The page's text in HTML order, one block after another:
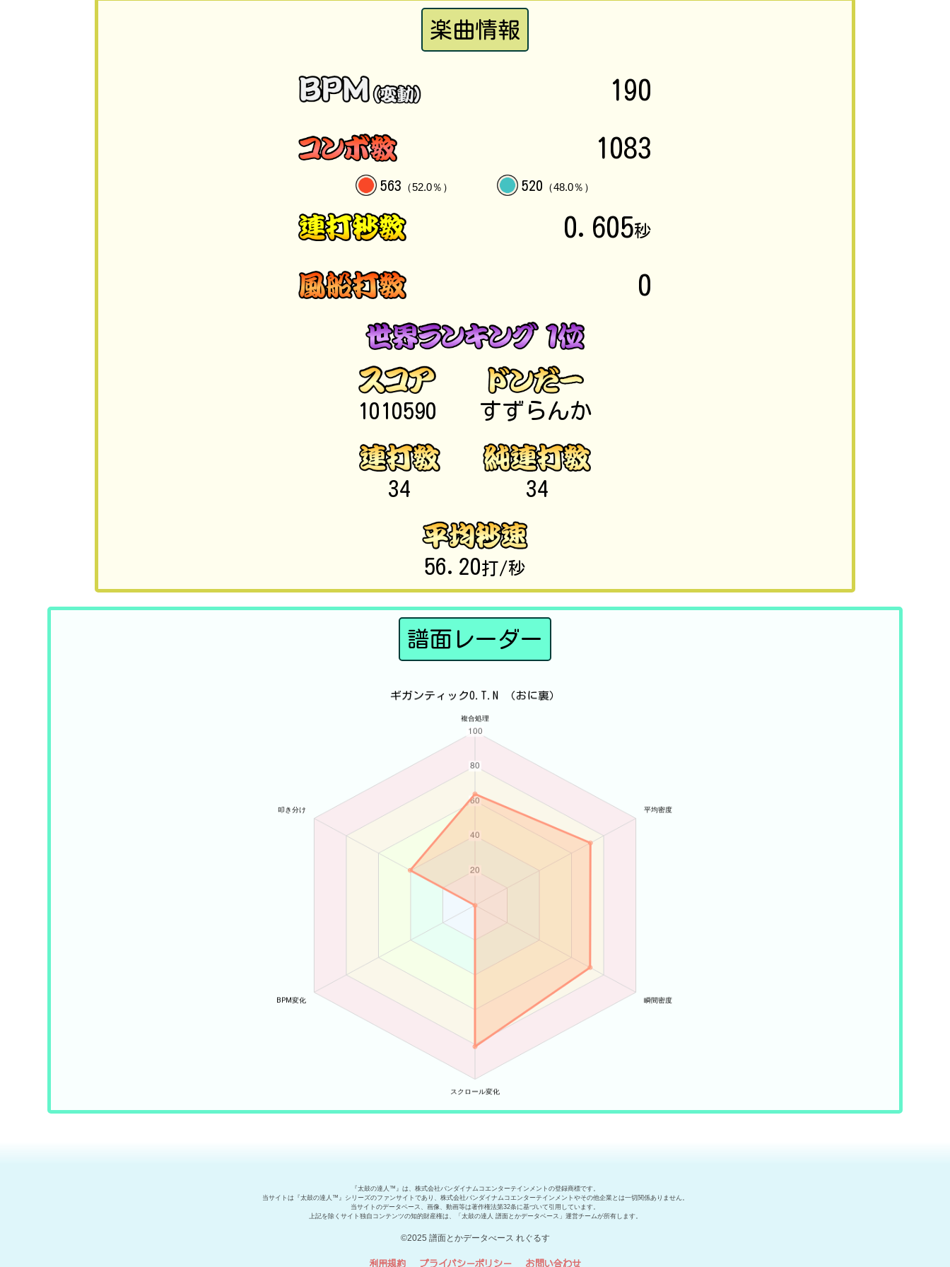
楽曲情報
190
1083
563 （52.0％） 520 （48.0％）
0.605秒
0
1010590 すずらんか
34 34
56.20打/秒
譜面レーダー
『太鼓の達人™』は、株式会社バンダイナムコエンターテインメントの登録商標です。
当サイトは『太鼓の達人™』シリーズのファンサイトであり、株式会社バンダイナムコエンターテインメントやその他企業とは一切関係ありません。
当サイトのデータベース、画像、動画等は著作権法第32条に基づいて引用しています。
上記を除くサイト独自コンテンツの知的財産権は、「太鼓の達人 譜面とかデータベース」運営チームが所有します。
©2025 譜面とかデータべース れぐるす
利用規約 プライバシーポリシー お問い合わせ